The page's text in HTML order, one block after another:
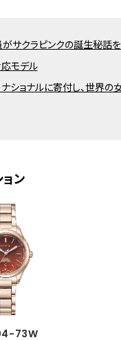
可動(パワーセーブ作動
信
機能
能)
入後1年以内にMY
国内保証5年間)
ン
73W